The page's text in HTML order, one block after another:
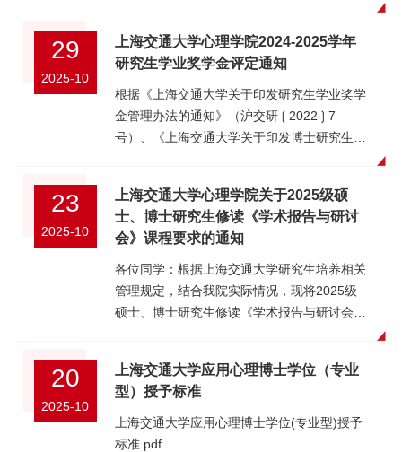
崟409:30-09:50宋佳忆124729910011专硕程
文红509:50-10:10王紫盼124729910014专硕
邵阳710:30-10:50刘子馨124729910009专硕
王振810:50-11:10王滢洁124729910003学硕
张洳源911:10-11:30杨宇涵124729940017专
师113:30-13:50李雨桐124729910002学硕赵
迪213:50-14:10张茜媛124729910006学硕杜
江314:10-14:30陈炎楷124729910007专硕张
孙琳514:50-15:10王淳124729910012专硕曹
歆轶615:10-15:30魏欣瑶124729910015专硕
李春波715:30-15:50张嫣迪124729910018专
硕苑成梅1016:30-16:50郑昆容
124729920020专硕苑成梅 附件2 中期检查报
告.docx
29
2025-10
上海交通大学心理学院2024-2025学年
研究生学业奖学金评定通知
根据《上海交通大学关于印发研究生学业奖学
金管理办法的通知》（沪交研❲2022❳7
号）、《上海交通大学关于印发博士研究生学
学业奖学金实施细则的通知》（沪交研
❲2022❳9号）以及《上海交通大学心理学院
关于研究生学业奖学金评定的实施细则（试
行）》等相关规定，结合我院工作实际，现将
心理学院2024-2025学年研究生学业奖学金评
定相关事项通知如下：一、评定范围1. 心理学
在基本学习年限内的优秀硕士研究生和博士研
究生，符合学业奖学金申请条件的可以参与评
定。2. 具体评定范围博士：2025级直博生、
2024级普博生硕士：2024、2025级硕士研究
23
2025-10
上海交通大学心理学院关于2025级硕
士、博士研究生修读《学术报告与研讨
会》课程要求的通知
各位同学：根据上海交通大学研究生培养相关
管理规定，结合我院实际情况，现将2025级
硕士、博士研究生修读《学术报告与研讨会》
性质：专业前沿课（必修）3.开设学期：2025
年秋季至2026年春季二、具体修读要求
（一）在课程开设学期内参加由学院组织的学
术讲座学生在课程开设学期内需参加规定数量
20
2025-10
上海交通大学应用心理博士学位（专业
型）授予标准
上海交通大学应用心理博士学位(专业型)授予
标准.pdf